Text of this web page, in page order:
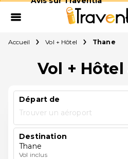
Accueil Vol + Hôtel Thane
Vol +
Départ de
Trouver un aéroport
Destination
Thane
Vol inclus